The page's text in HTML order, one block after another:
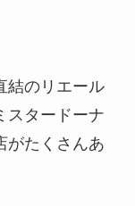
結のリエール
スタードーナ
がたくさんあ